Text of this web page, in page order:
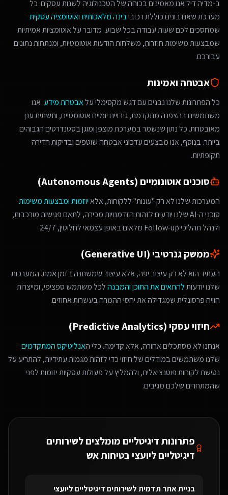
ב-מדיה דיל אנו מאמינים בכוחה של הטכנולוגיה לשנות עסקים. כל
מערכת שאנו בונים כוללת רכיביבינה מלאכותיתואוטומציה עסקית
שמחסכים לכם שעות עבודה בכל שבוע. מדובר על אוטומציות אמיתיות
שמבצעות משימות חוזרות, משלחות הודעות אוטומטיות, ומנתחות נתונים
עבורכם.
אבטחה ואמינות
כל הפתרונות שלנו נבנים עם דגש מקסימלי עלאבטחת מידע. אנו
משתמשים בהצפנה מתקדמת, גיבויים יומיים אוטומטיים, ותשתית ענן
מאובטחת. כל נתון שנשמר במערכת מוצפן ומוגן בסטנדרטים הגבוהים
ביותר. בנוסף, אנו מבצעים עדכוני אבטחה שוטפים ובדיקות חדירה
תקופתיות.
סוכנים אוטונומיים (Autonomous Agents)
המערכות שלנו לא רק "עונות" ללקוחות, אלאיוזמות ומבצעות משימות.
סוכני ה-AI שלנו יודעים לזהות הזדמנויות מכירה, לתאם פגישות מורכבות,
ולנהל תהליכי Follow-up מלאים באופן עצמאי לחלוטין, 24/7.
ממשק גנרטיבי (Generative UI)
העתיד הוא לא רק עיצוב יפה, אלא עיצוב שמשתנה בזמן אמת. המערכות
שלנו יודעותלהתאים את התוכן והמבנהלכל משתמש ספציפי, ומייצרות
חוויה פרסונלית שמגדילה את יחסי ההמרה בעשרות אחוזים.
חיזוי עסקי (Predictive Analytics)
אנחנו לא מסתכלים אחורה, אלא קדימה. כלי האנליטיקס המתקדמים
שלנו משתמשים במודלים של חיזוי כדי לזהות מגמות עתידיות, להתריע על
נטישת לקוחות פוטנציאלית, ולהמליץ על פעולות עסקיות יזומות לפני
שהמתחרים שלכם מגיבים.
פתרונות דיגיטליים מומלצים לשירותים
דיגיטליים ליועצי בטיחות אש
בניית אתר תדמיתלשירותים דיגיטליים ליועצי